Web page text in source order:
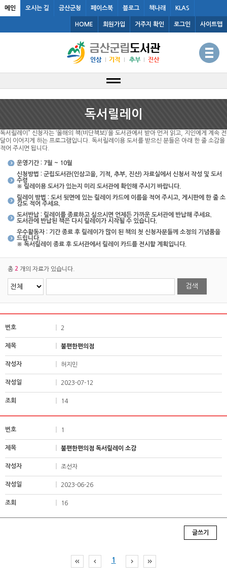
메인 오시는 길 금산군청 페이스북 블로그 책나래 KLAS
HOME 회원가입 거주지 확인 로그인 사이트맵
독서릴레이
독서릴레이” 신청자는 ‘올해의 책(비단책보)’을 도서관에서 받아 먼저 읽고, 지인에게 계속 전
달이 이어지게 하는 프로그램입니다. 독서릴레이용 도서를 받으신 분들은 아래 한 줄 소감을
적어 주시면 됩니다.
운영기간 : 7월 ~ 10월
신청방법 : 군립도서관(인삼고을, 기적, 추부, 진산) 자료실에서 신청서 작성 및 도서
수령
※ 릴레이용 도서가 있는지 미리 도서관에 확인해 주시기 바랍니다.
릴레이 방법 : 도서 뒷면에 있는 릴레이 카드에 이름을 적어 주시고, 게시판에 한 줄 소
감도 적어 주세요.
도서반납 : 릴레이를 종료하고 싶으시면 언제든 가까운 도서관에 반납해 주세요.
도서관에 반납된 책은 다시 릴레이가 시작될 수 있습니다.
우수활동자 : 기간 종료 후 릴레이가 많이 된 책의 첫 신청자분들께 소정의 기념품을
드립니다.
※ 독서릴레이 종료 후 도서관에서 릴레이 카드를 전시할 계획입니다.
총 2 개의 자료가 있습니다.
2
불편한편의점
허지민
2023-07-12
14
1
불편한편의점 독서릴레이 소감
조선자
2023-06-26
16
글쓰기
1